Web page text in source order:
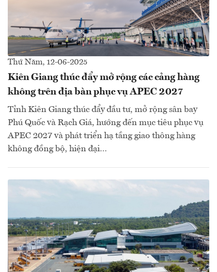
Thứ Năm, 12-06-2025
Kiên Giang thúc đẩy mở rộng các cảng hàng
không trên địa bàn phục vụ APEC 2027
Tỉnh Kiên Giang thúc đẩy đầu tư, mở rộng sân bay
Phú Quốc và Rạch Giá, hướng đến mục tiêu phục vụ
APEC 2027 và phát triển hạ tầng giao thông hàng
không đồng bộ, hiện đại…